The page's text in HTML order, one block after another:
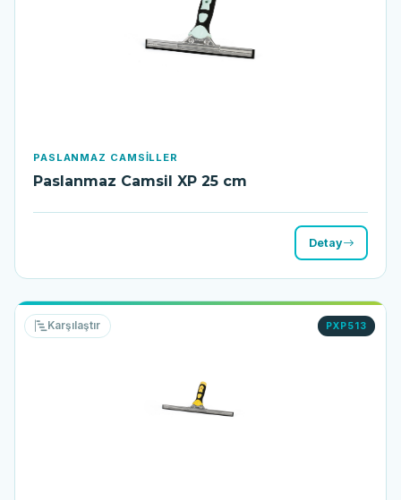
PASLANMAZ CAMSILLER
Paslanmaz Camsil XP 25 cm
Detay
PXP513
Karşılaştır